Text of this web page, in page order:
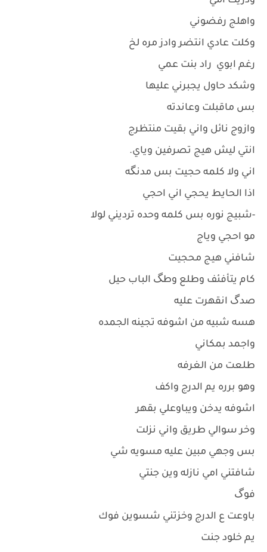
واهلج رفضوني
وكلت عادي انتضر وادز مره لخ
رغم ابوي راد بنت عمي
وشكد حاول يجبرني عليها
بس ماقبلت وعاندته
وازوج نائل واني بقيت منتظرج
انتي ليش هيج تصرفين وياي.
اني ولا كلمه حجيت بس مدنگه
اذا الحايط يحجي اني احجي
-شبيج نوره بس كلمه وحده ترديني لولا
مو احجي وياج
شافني هيج محجيت
كام يتأفئف وطلع وطگ الباب حيل
صدگ انقهرت عليه
هسه شبيه من اشوفه تجينه الجمده
واجمد بمكاني
طلعت من الغرفه
وهو برره يم الدرج واكف
اشوفه يدخن ويباوعلي بقهر
وخر سوالي طريق واني نزلت
بس وجهي مبين عليه مسويه شي
شافتني امي نازله وين جنتي
فوگ
باوعت ع الدرج وخزتني شسوين فوك
يم خلود جنت